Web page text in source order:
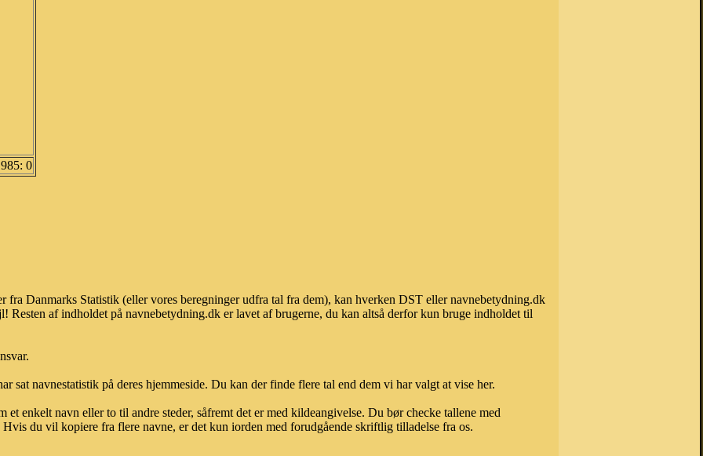
0
Danmarks Statistik (eller vores beregninger udfra tal fra dem), kan hverken DST eller navnebetydning.dk
af indholdet på navnebetydning.dk er lavet af brugerne, du kan altså derfor kun bruge indholdet til
sat navnestatistik på deres hjemmeside. Du kan der finde flere tal end dem vi har valgt at vise her.
enkelt navn eller to til andre steder, såfremt det er med kildeangivelse. Du bør checke tallene med
du vil kopiere fra flere navne, er det kun iorden med forudgående skriftlig tilladelse fra os.